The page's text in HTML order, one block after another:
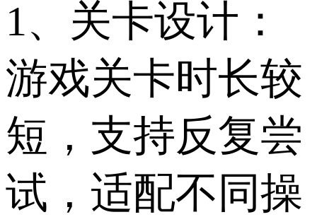
1、关卡设计：
游戏关卡时长较
短，支持反复尝
试，适配不同操